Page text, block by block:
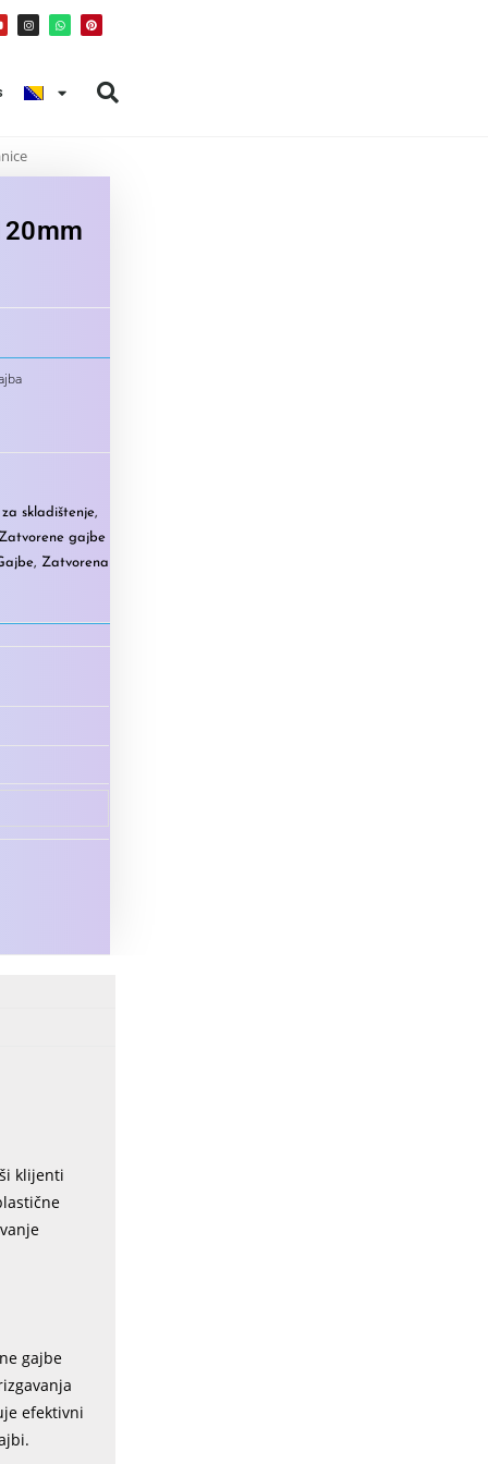
skladištenje,
Zatvorene gajbe
, Zatvorena
klijenti
gajbe
efektivni